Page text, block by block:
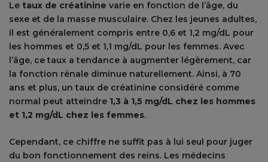
Le taux de créatinine varie en fonction de l’âge, du
sexe et de la masse musculaire. Chez les jeunes adultes,
il est généralement compris entre 0,6 et 1,2 mg/dL pour
les hommes et 0,5 et 1,1 mg/dL pour les femmes. Avec
l’âge, ce taux a tendance à augmenter légèrement, car
la fonction rénale diminue naturellement. Ainsi, à 70
ans et plus, un taux de créatinine considéré comme
normal peut atteindre 1,3 à 1,5 mg/dL chez les hommes
et 1,2 mg/dL chez les femmes.
Cependant, ce chiffre ne suffit pas à lui seul pour juger
du bon fonctionnement des reins. Les médecins